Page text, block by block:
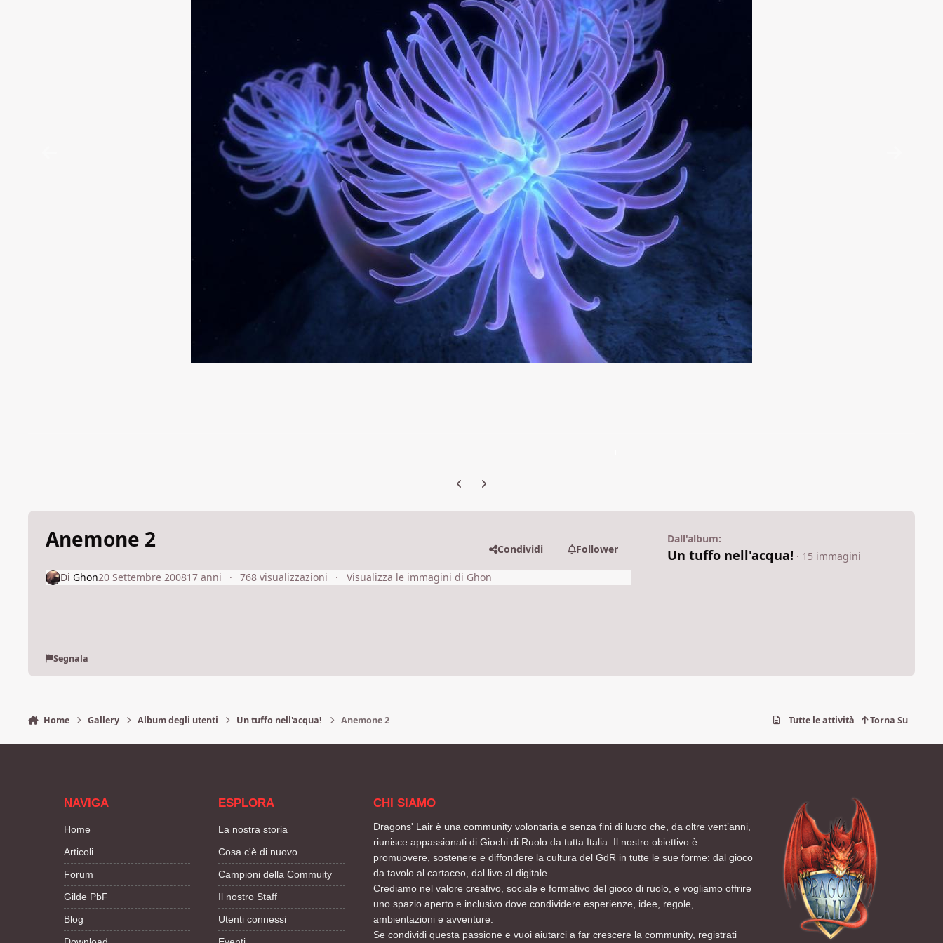
Previous carousel slide
Next carousel slide
Anemone 2 Condividi Follower
Di Ghon20 Settembre 200817 anni 768 visualizzazioni Visualizza le immagini di Ghon
Segnala
Dall'album:
Un tuffo nell'acqua! · 15 immagini
Home Gallery Album degli utenti Un tuffo nell'acqua! Anemone 2 Tutte le attività Torna Su
NAVIGA
Home
Articoli
Forum
Gilde PbF
Blog
ESPLORA
La nostra storia
Cosa c'è di nuovo
Campioni della Commuity
Il nostro Staff
Utenti connessi
CHI SIAMO
Dragons' Lair è una community volontaria e senza fini di lucro che, da oltre vent’anni,
riunisce appassionati di Giochi di Ruolo da tutta Italia. Il nostro obiettivo è
promuovere, sostenere e diffondere la cultura del GdR in tutte le sue forme: dal gioco
da tavolo al cartaceo, dal live al digitale.
Crediamo nel valore creativo, sociale e formativo del gioco di ruolo, e vogliamo offrire
uno spazio aperto e inclusivo dove condividere esperienze, idee, regole,
ambientazioni e avventure.
Se condividi questa passione e vuoi aiutarci a far crescere la community, registrati